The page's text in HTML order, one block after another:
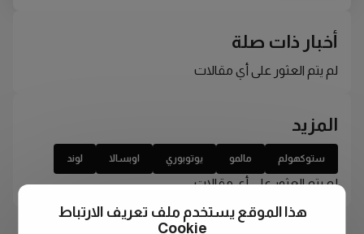
أخبار ذات صلة
لم يتم العثور على أي مقالات
المزيد
ستوكهولم مالمو يوتوبوري اوبسالا لوند
لم يتم العثور على أي مقالات
هذا الموقع يستخدم ملف تعريف الارتباط
Cookie